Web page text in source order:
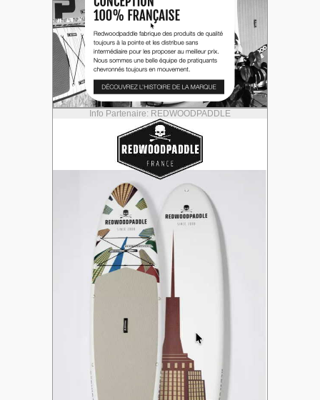
Info Partenaire: REDWOODPADDLE